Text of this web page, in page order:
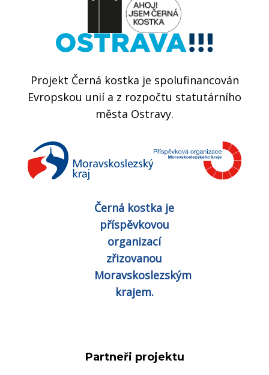
Projekt Černá kostka je spolufinancován
Evropskou unií a z rozpočtu statutárního
města Ostravy.
Černá kostka je
příspěvkovou
organizací
zřizovanou
Moravskoslezským
krajem.
Partneři projektu